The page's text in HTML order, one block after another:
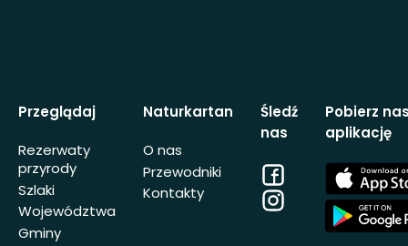
Przeglądaj
Rezerwaty
przyrody
Szlaki
Województwa
Gminy
Naturkartan
O nas
Przewodniki
Kontakty
Śledź
nas
Facebook
Instagram
Pobierz
aplikację
App
Store
App
Store